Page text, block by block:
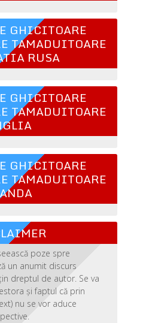
GHICITOARE
TAMADUITOARE
RUSA
GHICITOARE
TAMADUITOARE
GHICITOARE
TAMADUITOARE
poze spre
un anumit discurs
dreptul de autor. Se va
și faptul că prin
nu se vor aduce